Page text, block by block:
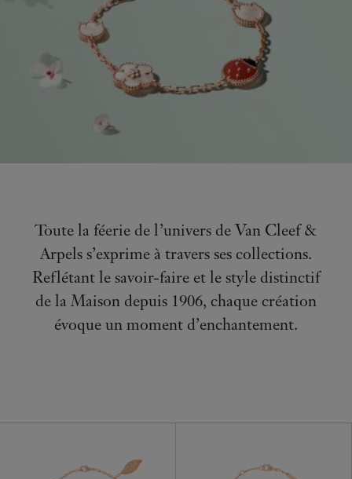
Toute la féerie de l’univers de Van Cleef &
Arpels s’exprime à travers ses collections.
Reflétant le savoir-faire et le style distinctif
de la Maison depuis 1906, chaque création
évoque un moment d’enchantement.